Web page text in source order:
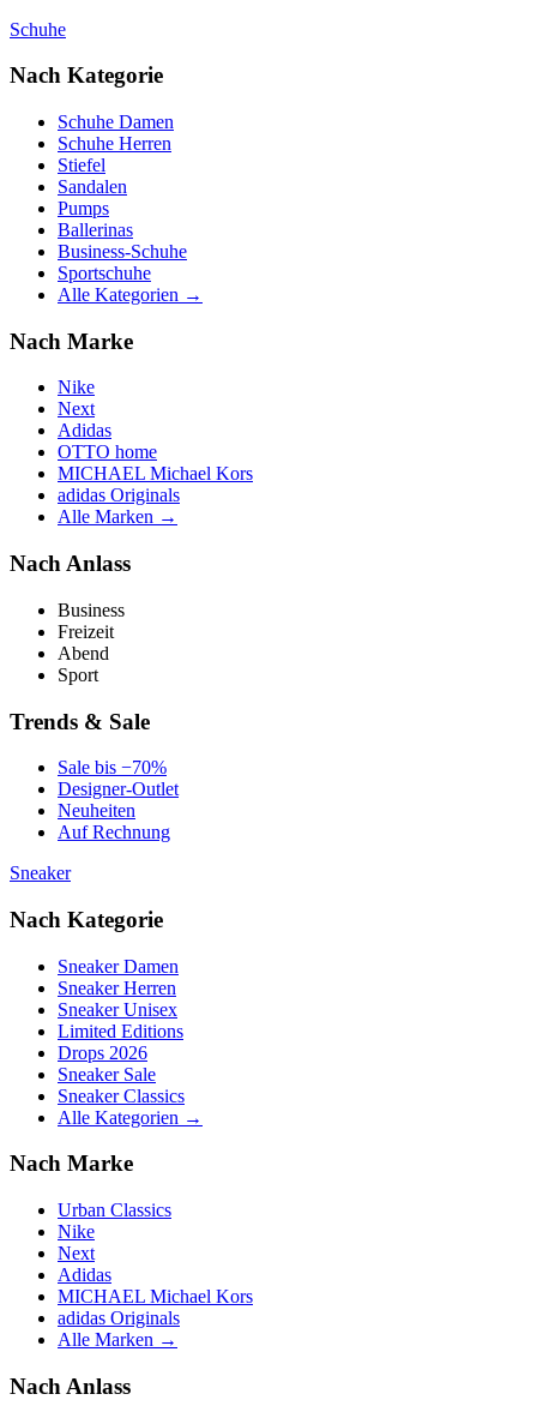
Schuhe
Nach Kategorie
Schuhe Damen
Schuhe Herren
Stiefel
Sandalen
Pumps
Ballerinas
Business-Schuhe
Sportschuhe
Alle Kategorien →
Nach Marke
Nike
Next
Adidas
OTTO home
MICHAEL Michael Kors
adidas Originals
Alle Marken →
Nach Anlass
Business
Freizeit
Abend
Sport
Trends & Sale
Sale bis −70%
Designer-Outlet
Neuheiten
Auf Rechnung
Sneaker
Nach Kategorie
Sneaker Damen
Sneaker Herren
Sneaker Unisex
Limited Editions
Drops 2026
Sneaker Sale
Sneaker Classics
Alle Kategorien →
Nach Marke
Urban Classics
Nike
Next
Adidas
MICHAEL Michael Kors
adidas Originals
Alle Marken →
Nach Anlass